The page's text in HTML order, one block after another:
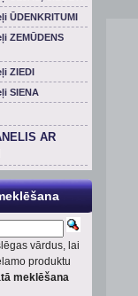
ŪDENKRITUMI
ZEMŪDENS
ZIEDI
SIENA
AR
vārdus, lai
produktu
meklēšana